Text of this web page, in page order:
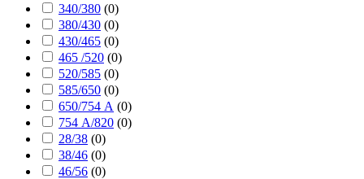
340/380 (0)
380/430 (0)
430/465 (0)
465 /520 (0)
520/585 (0)
585/650 (0)
650/754 А (0)
754 А/820 (0)
28/38 (0)
38/46 (0)
46/56 (0)